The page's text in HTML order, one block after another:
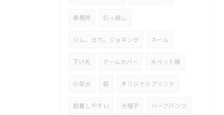
事務所 引っ越し
ジム。ヨガ。ジョギング ネーム
下げ札 アームカバー 犬ペット服
小型犬 袋 オリジナルプリント
脱着しやすい 犬帽子 ハーフパンツ